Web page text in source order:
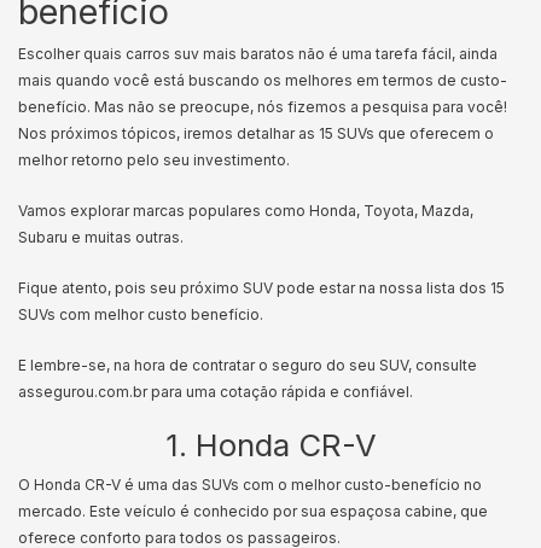
benefício
Escolher quais carros suv mais baratos não é uma tarefa fácil, ainda
mais quando você está buscando os melhores em termos de custo-
benefício. Mas não se preocupe, nós fizemos a pesquisa para você!
Nos próximos tópicos, iremos detalhar as 15 SUVs que oferecem o
melhor retorno pelo seu investimento.
Vamos explorar marcas populares como Honda, Toyota, Mazda,
Subaru e muitas outras.
Fique atento, pois seu próximo SUV pode estar na nossa lista dos 15
SUVs com melhor custo benefício.
E lembre-se, na hora de contratar o seguro do seu SUV, consulte
assegurou.com.br para uma cotação rápida e confiável.
1. Honda CR-V
O Honda CR-V é uma das SUVs com o melhor custo-benefício no
mercado. Este veículo é conhecido por sua espaçosa cabine, que
oferece conforto para todos os passageiros.